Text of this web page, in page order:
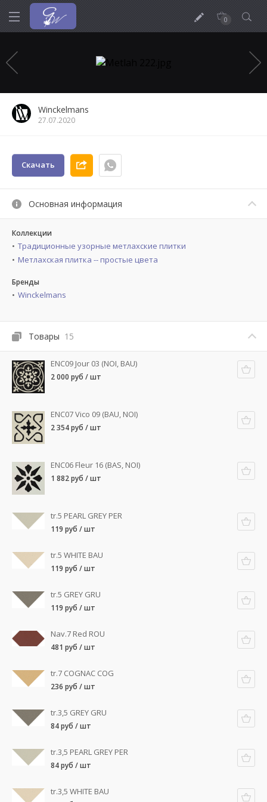
0
Winckelmans
27.07.2020
Скачать
Основная информация
Коллекции
Традиционные узорные метлахские плитки
Метлахская плитка -- простые цвета
Бренды
Winckelmans
Товары 15
ENC09 Jour 03 (NOI, BAU)
2 000 руб / шт
ENC07 Vico 09 (BAU, NOI)
2 354 руб / шт
ENC06 Fleur 16 (BAS, NOI)
1 882 руб / шт
tr.5 PEARL GREY PER
119 руб / шт
tr.5 WHITE BAU
119 руб / шт
tr.5 GREY GRU
119 руб / шт
Nav.7 Red ROU
481 руб / шт
tr.7 COGNAC COG
236 руб / шт
tr.3,5 GREY GRU
84 руб / шт
tr.3,5 PEARL GREY PER
84 руб / шт
tr.3,5 WHITE BAU